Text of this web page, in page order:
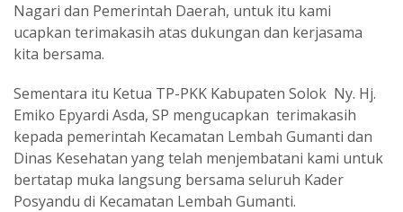
Nagari dan Pemerintah Daerah, untuk itu kami
ucapkan terimakasih atas dukungan dan kerjasama
kita bersama.
Sementara itu Ketua TP-PKK Kabupaten Solok Ny. Hj.
Emiko Epyardi Asda, SP mengucapkan terimakasih
kepada pemerintah Kecamatan Lembah Gumanti dan
Dinas Kesehatan yang telah menjembatani kami untuk
bertatap muka langsung bersama seluruh Kader
Posyandu di Kecamatan Lembah Gumanti.